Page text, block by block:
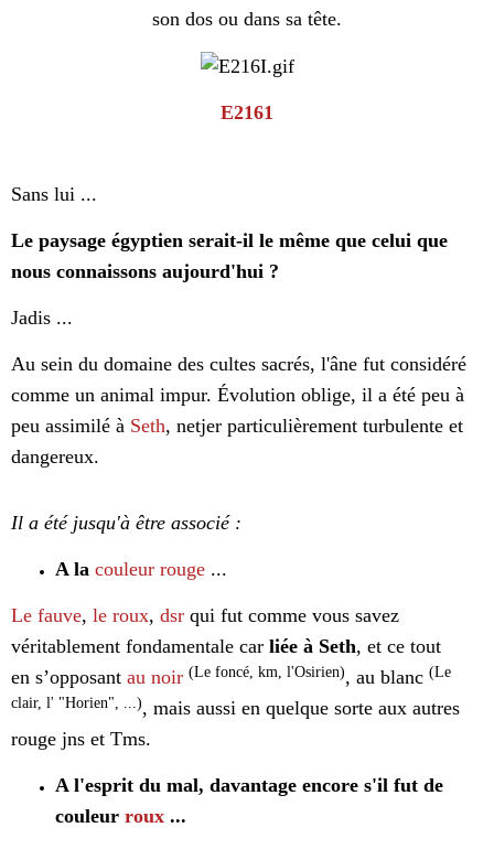
son dos ou dans sa tête.
E2161
Sans lui ...
Le paysage égyptien serait-il le même que celui que
nous connaissons aujourd'hui ?
Jadis ...
Au sein du domaine des cultes sacrés, l'âne fut considéré
comme un animal impur. Évolution oblige, il a été peu à
peu assimilé à Seth, netjer particulièrement turbulente et
dangereux.
Il a été jusqu'à être associé :
A la couleur rouge ...
Le fauve, le roux, dsr qui fut comme vous savez
véritablement fondamentale car liée à Seth, et ce tout
en s’opposant au noir (Le foncé, km, l'Osirien), au blanc (Le
clair, l' "Horien", ...), mais aussi en quelque sorte aux autres
rouge jns et Tms.
A l'esprit du mal, davantage encore s'il fut de
couleur roux ...